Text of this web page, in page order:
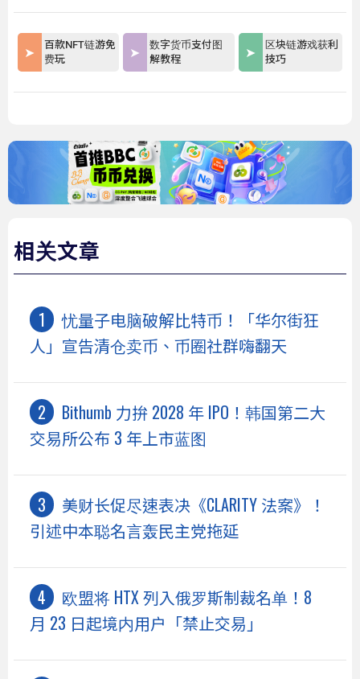
百款NFT链游免
费玩
数字货币支付图
解教程
区块链游戏获利
技巧
相关文章
忧量子电脑破解比特币！「华尔街狂
人」宣告清仓卖币、币圈社群嗨翻天
Bithumb 力拚 2028 年 IPO！韩国第二大
交易所公布 3 年上市蓝图
美财长促尽速表决《CLARITY 法案》！
引述中本聪名言轰民主党拖延
欧盟将 HTX 列入俄罗斯制裁名单！8
月 23 日起境内用户「禁止交易」